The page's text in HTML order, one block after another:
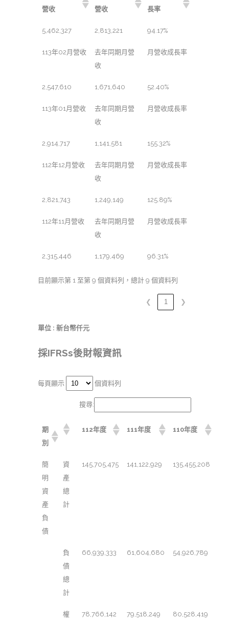
營收
營收
長率
5,462,327 2,813,221 94.17%
113年02月營收
去年同期月營
收
月營收成長率
2,547,610 1,671,640 52.40%
113年01月營收
去年同期月營
收
月營收成長率
2,914,717 1,141,581 155.32%
112年12月營收
去年同期月營
收
月營收成長率
2,821,743 1,249,149 125.89%
112年11月營收
去年同期月營
收
月營收成長率
2,315,446 1,179,469 96.31%
目前顯示第 1 至第 9 個資料列，總計 9 個資料列
❮ 1 ❯
單位 : 新台幣仟元
採IFRSs後財報資訊
每頁顯示 個資料列
搜尋:
期
別
112年度 111年度 110年度
簡
明
資
產
負
債
資
產
總
計
145,705,475 141,122,929 135,455,208
負
債
總
計
66,939,333 61,604,680 54,926,789
權 78,766,142 79,518,249 80,528,419